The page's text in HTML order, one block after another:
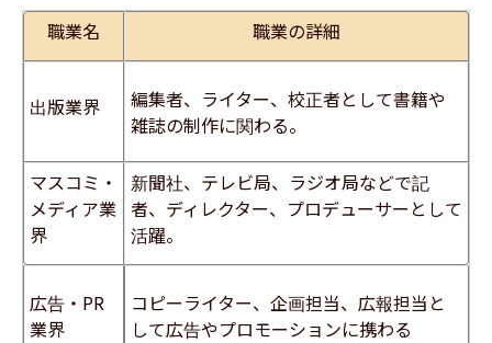
職業名
職業の詳細
出版業界
編集者、ライター、校正者として書籍や
雑誌の制作に関わる。
マスコミ・
メディア業
界
新聞社、テレビ局、ラジオ局などで記
者、ディレクター、プロデューサーとして
活躍。
広告・ PR
業界
コピーライター、企画担当、広報担当と
して広告やプロモーションに携わる